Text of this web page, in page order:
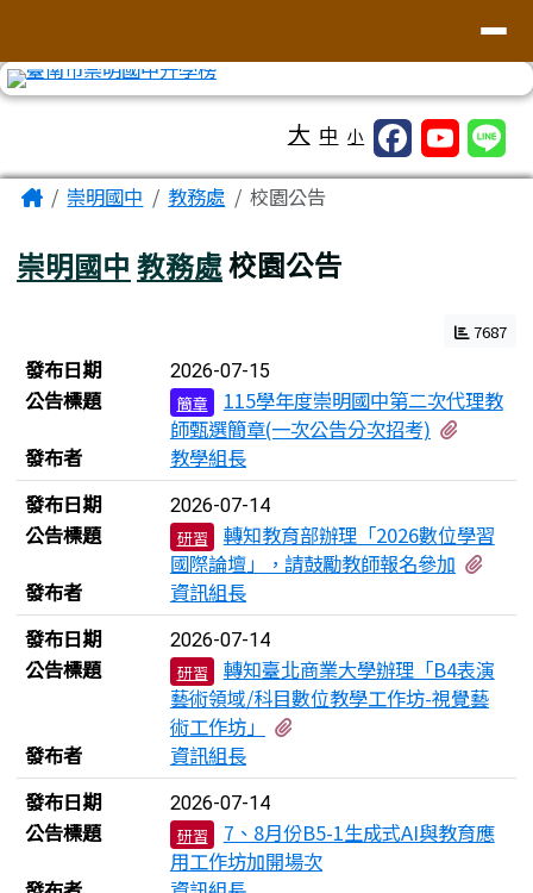
大 中 小
主內容區域
Home崇明國中 教務處 校園公告
崇明國中 教務處校園公告
7687
新聞列表
發布日期 2026-07-15
公告標題 簡章
115學年度崇明國中第二次代理教
師甄選簡章(一次公告分次招考)
發布者
教學組長
發布日期
2026-07-14
公告標題 研習
轉知教育部辦理「2026數位學習
國際論壇」，請鼓勵教師報名參加
發布者
資訊組長
發布日期
2026-07-14
公告標題 研習
轉知臺北商業大學辦理「B4表演
藝術領域/科目數位教學工作坊-視覺藝
術工作坊」
發布者
資訊組長
發布日期
2026-07-14
公告標題 研習
7、8月份B5-1生成式AI與教育應
用工作坊加開場次
頁尾區域